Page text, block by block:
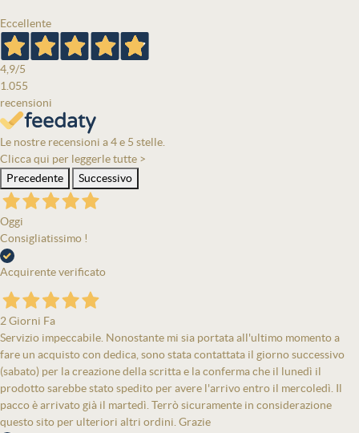
Eccellente
4,9/5
1.055
recensioni
Le nostre recensioni a 4 e 5 stelle.
Clicca qui per leggerle tutte >
Precedente
Successivo
Oggi
Consigliatissimo !
Acquirente verificato
2 Giorni Fa
Servizio impeccabile. Nonostante mi sia portata all'ultimo momento a
fare un acquisto con dedica, sono stata contattata il giorno successivo
(sabato) per la creazione della scritta e la conferma che il lunedì il
prodotto sarebbe stato spedito per avere l'arrivo entro il mercoledì. Il
pacco è arrivato già il martedì. Terrò sicuramente in considerazione
questo sito per ulteriori altri ordini. Grazie